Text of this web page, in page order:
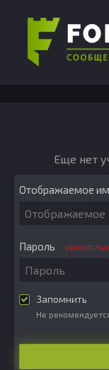
Еще нет
Отображаемое
Пароль
Запомнить
Не